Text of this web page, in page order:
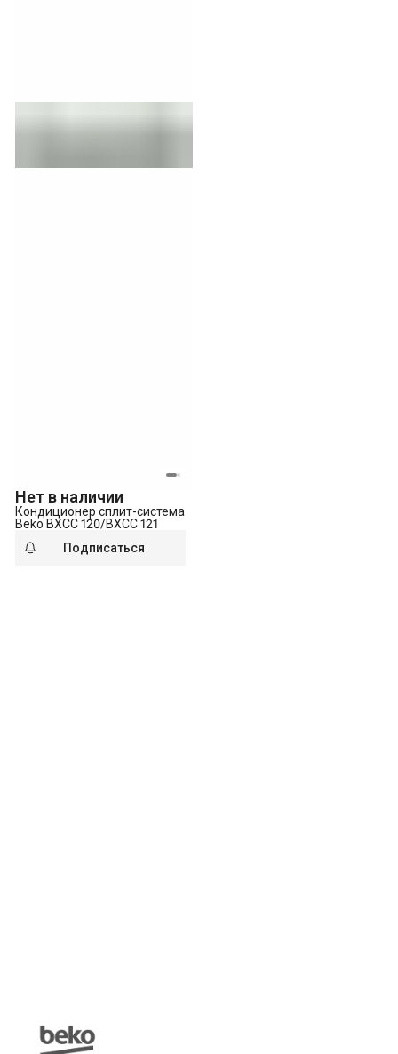
Нет в наличии
Кондиционер сплит-система
Beko BXCC 120/BXCC 121
Подписаться